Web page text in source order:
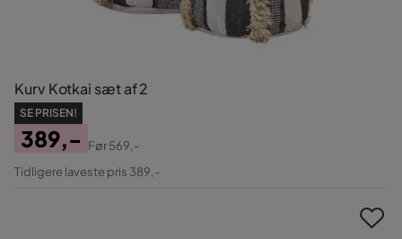
Kurv Kotkai sæt af 2
SE PRISEN!
Pris
389,-
Original
Før569,-
Tidligere laveste pris 389,-